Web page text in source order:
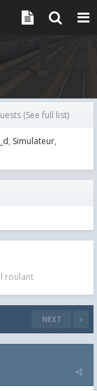
(See full list)
Simulateur
roulant
NEXT